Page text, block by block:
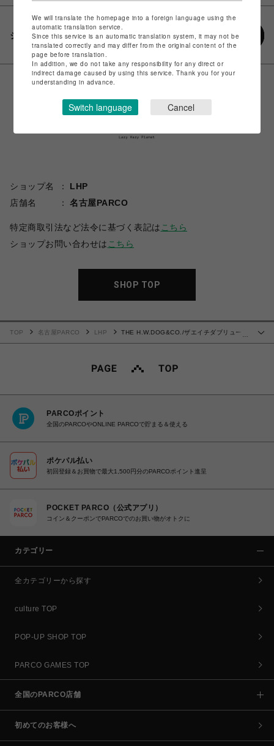
シェアする
ショップ名
LHP
店舗名
名古屋PARCO
特定商取引法など法令に基づく表記は こちら
ショップお問い合わせは こちら
SHOP TOP
…
TOP 名古屋PARCO LHP
THE H.W.DOG&CO./ザエイチダブリュード
PARCOポイント
全国のPARCOやONLINE PARCOで貯まる＆使える
ポケパル払い
初回登録＆お買物で最大1,500円分のPARCOポイント進呈
POCKET PARCO（公式アプリ）
コイン＆クーポンでPARCOでのお買い物がオトクに
カテゴリー
全カテゴリーから探す
culture TOP
POP-UP SHOP TOP
PARCO GAMES TOP
全国のPARCO店舗
初めてのお客様へ
We will translate the homepage into a foreign language using the
automatic translation service.
Since this service is an automatic translation system, it may not be
translated correctly and may differ from the original content of the
page before translation.
In addition, we do not take any responsibility for any direct or
indirect damage caused by using this service. Thank you for your
understanding in advance.
Switch language Cancel